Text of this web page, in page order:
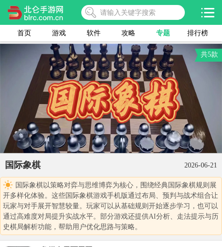
首页 游戏 软件 攻略 专题 排行榜
共5款
国际象棋 2026-06-21
国际象棋以策略对弈与思维博弈为核心，围绕经典国际象棋规则展
开多样化体验。这些国际象棋游戏手机版通过布局、预判与战术组合让
玩家与对手展开智慧较量。玩家可以从基础规则开始逐步学习，也可以
通过高难度对局提升实战水平。部分游戏还提供AI分析、走法提示与历
史棋局解析功能，帮助用户优化思路与策略。